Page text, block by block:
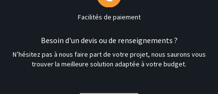
Facilités de paiement
Besoin d'un devis ou de renseignements ?
N’hésitez pas à nous faire part de votre projet, nous saurons vous
trouver la meilleure solution adaptée à votre budget.